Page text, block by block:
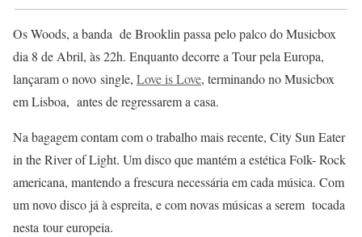
Os Woods, a banda de Brooklin passa pelo palco do Musicbox
dia 8 de Abril, às 22h. Enquanto decorre a Tour pela Europa,
lançaram o novo single, Love is Love, terminando no Musicbox
em Lisboa, antes de regressarem a casa.
Na bagagem contam com o trabalho mais recente, City Sun Eater
in the River of Light. Um disco que mantém a estética Folk- Rock
americana, mantendo a frescura necessária em cada música. Com
um novo disco já à espreita, e com novas músicas a serem tocada
nesta tour europeia.